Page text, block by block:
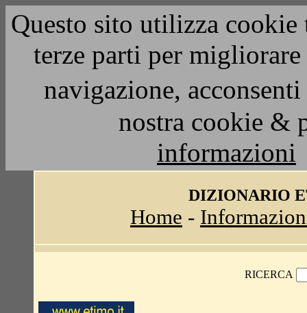
Questo sito utilizza
terze parti per
navigazione,
nostra cookie &
informazioni
DIZIONARIO
Home -
RICERCA